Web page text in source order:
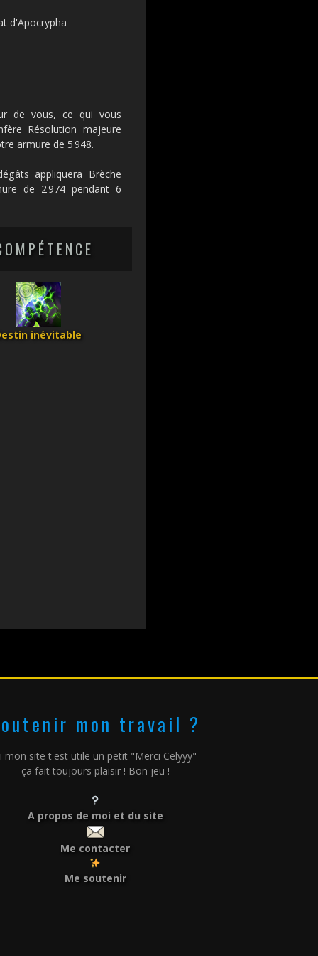
d'Apocrypha
de vous, ce qui vous
Résolution majeure
armure de 5 948.
appliquera Brèche
de 2 974 pendant 6
inévitable
mon travail ?
mon site t'est utile un petit "Merci Celyyy"
ça fait toujours plaisir ! Bon jeu !
A propos de moi et du site
Me contacter
Me soutenir